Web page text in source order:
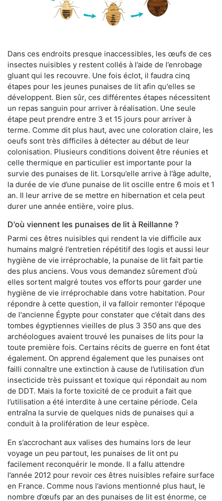
Dans ces endroits presque inaccessibles, les œufs de ces
insectes nuisibles y restent collés à l’aide de l’enrobage
gluant qui les recouvre. Une fois éclot, il faudra cinq
étapes pour les jeunes punaises de lit afin qu'elles se
développent. Bien sûr, ces différentes étapes nécessitent
un repas sanguin pour arriver à réalisation. Une seule
étape peut prendre entre 3 et 15 jours pour arriver à
terme. Comme dit plus haut, avec une coloration claire, les
oeufs sont très difficiles à détecter au début de leur
colonisation. Plusieurs conditions doivent être réunies et
celle thermique en particulier est importante pour la
survie des punaises de lit. Lorsqu’elle arrive à l’âge adulte,
la durée de vie d’une punaise de lit oscille entre 6 mois et 1
an. Il leur arrive de se mettre en hibernation et cela peut
durer une année entière, voire plus.
D'où viennent les punaises de lit à Reillanne ?
Parmi ces êtres nuisibles qui rendent la vie difficile aux
humains malgré l’entretien répétitif des logis et aussi leur
hygiène de vie irréprochable, la punaise de lit fait partie
des plus anciens. Vous vous demandez sûrement d’où
elles sortent malgré toutes vos efforts pour garder une
hygiène de vie irréprochable dans votre habitation. Pour
répondre à cette question, il va falloir remonter l'époque
de l'ancienne Égypte pour constater que c’était dans des
tombes égyptiennes vieilles de plus 3 350 ans que des
archéologues avaient trouvé les punaises de lits pour la
toute première fois. Certains récits de guerre en font état
également. On apprend également que les punaises ont
failli connaître une extinction à cause de l’utilisation d’un
insecticide très puissant et toxique qui répondait au nom
de DDT. Mais la forte toxicité de ce produit a fait que
l’utilisation a été interdite à une certaine période. Cela
entraîna la survie de quelques nids de punaises qui a
conduit à la prolifération de leur espèce.
En s’accrochant aux valises des humains lors de leur
voyage un peu partout, les punaises de lit ont pu
facilement reconquérir le monde. Il a fallu attendre
l’année 2012 pour revoir ces êtres nuisibles refaire surface
en France. Comme nous l’avions mentionné plus haut, le
nombre d’œufs par an des punaises de lit est énorme, ce